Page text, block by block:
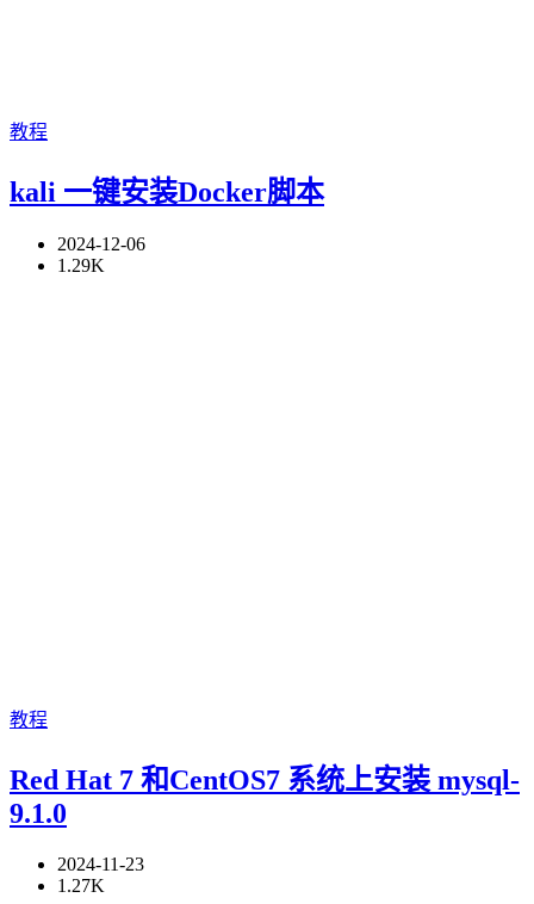
教程
kali 一键安装Docker脚本
2024-12-06
1.29K
教程
Red Hat 7 和CentOS7 系统上安装 mysql-
9.1.0
2024-11-23
1.27K